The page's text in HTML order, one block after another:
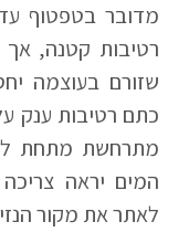
מדובר בטפטוף
רטיבות קטנה,
שזורם בעוצמה
כתם רטיבות ענק
מתרחשת מתחת
המים יראה
לאתר את מקור